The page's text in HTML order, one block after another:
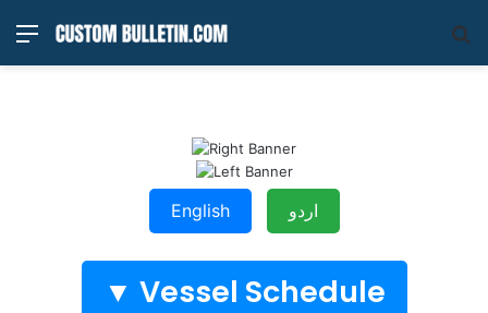
Menu
English اردو
Vessel Schedule ▼